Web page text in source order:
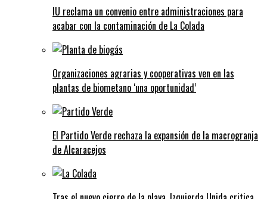
IU reclama un convenio entre administraciones para
acabar con la contaminación de La Colada
Organizaciones agrarias y cooperativas ven en las
plantas de biometano ‘una oportunidad’
El Partido Verde rechaza la expansión de la macrogranja
de Alcaracejos